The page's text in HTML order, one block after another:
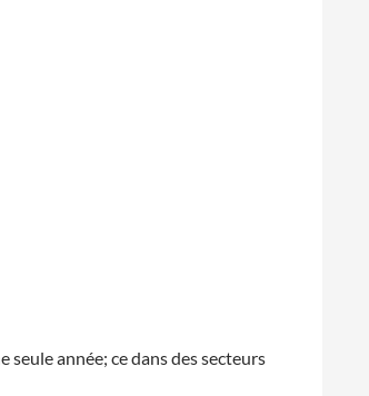
seule année; ce dans des secteurs